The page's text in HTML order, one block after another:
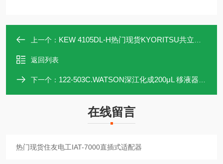
上一个： KEW 4105DL-H热门现货KYORITSU共立电阻测试仪
返回列表
下一个： 122-503C.WATSON深江化成200μL 移液器吸头 122-503C
在线留言